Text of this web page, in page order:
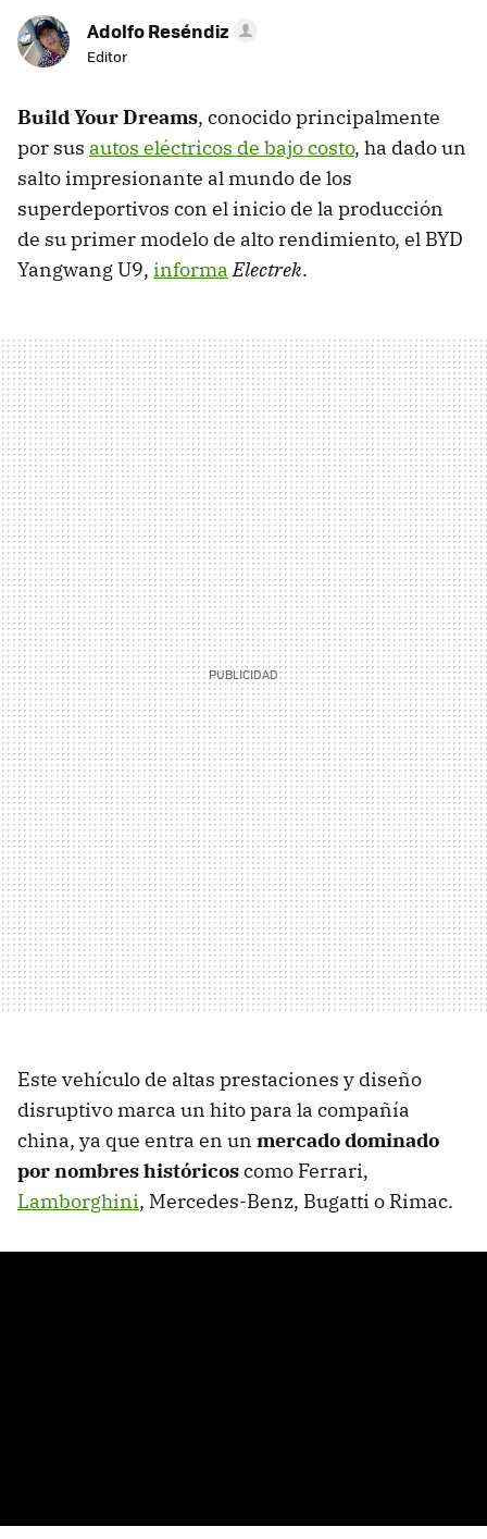
Adolfo Reséndiz
Editor
Build Your Dreams, conocido principalmente
por sus autos eléctricos de bajo costo, ha dado un
salto impresionante al mundo de los
superdeportivos con el inicio de la producción
de su primer modelo de alto rendimiento, el BYD
Yangwang U9, informa Electrek.
Este vehículo de altas prestaciones y diseño
disruptivo marca un hito para la compañía
china, ya que entra en un mercado dominado
por nombres históricoscomo Ferrari,
Lamborghini, Mercedes-Benz, Bugatti o Rimac.